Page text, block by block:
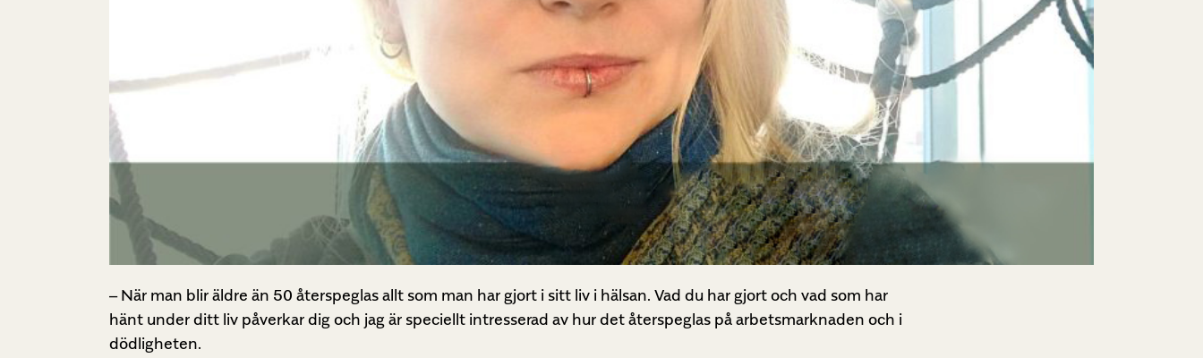
– När man blir äldre än 50 återspeglas allt som man har gjort i sitt liv i hälsan. Vad du har gjort och vad som har
hänt under ditt liv påverkar dig och jag är speciellt intresserad av hur det återspeglas på arbetsmarknaden och i
dödligheten.